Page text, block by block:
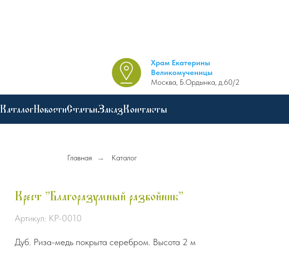
Храм Екатерины
Великомученицы
Москва, Б.Ордынка, д.60/2
КаталогНовостиСтатьиЗаказКонтакты
Главная → Каталог
Крест "Благоразумный разбойник"
Артикул: КР-0010
Дуб. Риза-медь покрыта серебром. Высота 2 м